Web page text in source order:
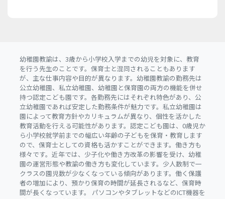
幼稚園教諭は、3歳から小学校入学までの幼児を対象に、教育
を行う先生のことです。保育士と混同されることもあります
が、主な仕事内容や目的が異なります。幼稚園教諭の勤務先は
公立幼稚園、私立幼稚園、幼稚園と保育園の両方の機能を併せ
持つ認定こども園です。各勤務先にはそれぞれ特色があり、公
立幼稚園であれば安定した勤務条件が魅力です。私立幼稚園は
園によって教育方針やカリキュラムが異なり、個性を活かした
教育活動を行える可能性があります。認定こども園は、0歳児か
ら小学校就学前までの幅広い年齢の子どもを保育・教育します
ので、保育士としての資格も活かすことができます。働き方も
様々です。近年では、少子化や働き方改革の影響を受け、幼稚
園の運営形態や教諭の働き方も変化しています。少人数制で一
クラスの園児数が少なくなっている傾向があります。働く保護
者の増加により、預かり保育の時間が延長されるなど、保育時
間が長くなっています。 パソコンやタブレットなどのICT機器を